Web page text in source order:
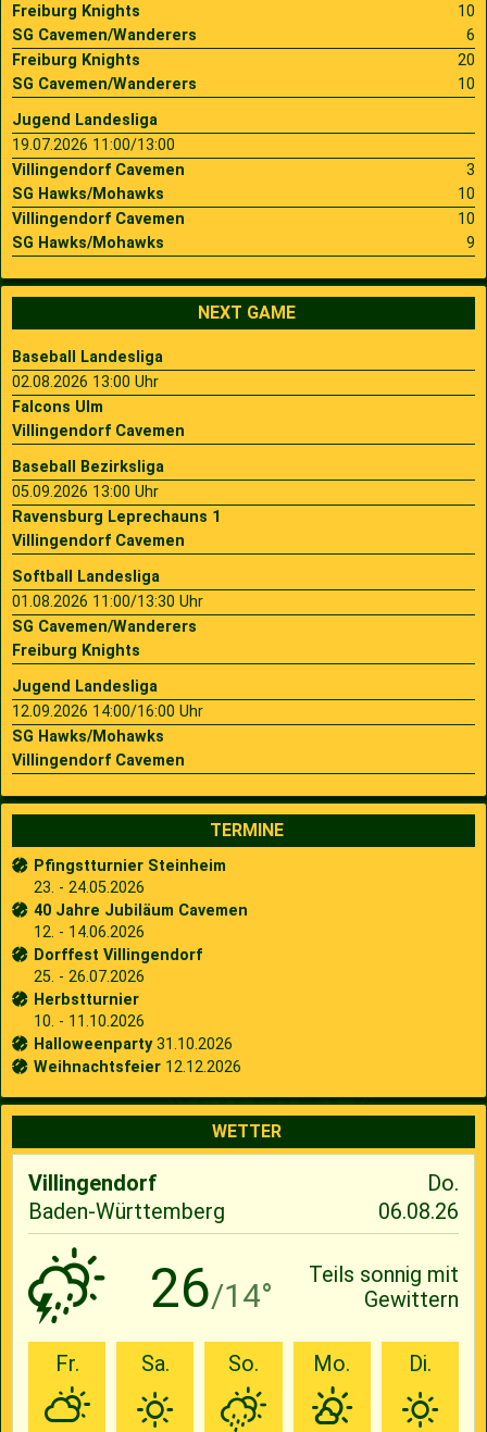
Freiburg Knights
10
SG Cavemen/Wanderers
6
Freiburg Knights
20
SG Cavemen/Wanderers
10
Jugend Landesliga
19.07.2026 11:00/13:00
Villingendorf Cavemen
3
SG Hawks/Mohawks
10
Villingendorf Cavemen
10
SG Hawks/Mohawks
9
NEXT GAME
Baseball Landesliga
02.08.2026 13:00 Uhr
Falcons Ulm
Villingendorf Cavemen
Baseball Bezirksliga
05.09.2026 13:00 Uhr
Ravensburg Leprechauns 1
Villingendorf Cavemen
Softball Landesliga
01.08.2026 11:00/13:30 Uhr
SG Cavemen/Wanderers
Freiburg Knights
Jugend Landesliga
12.09.2026 14:00/16:00 Uhr
SG Hawks/Mohawks
Villingendorf Cavemen
TERMINE
Pfingstturnier Steinheim
23. - 24.05.2026
40 Jahre Jubiläum Cavemen
12. - 14.06.2026
Dorffest Villingendorf
25. - 26.07.2026
Herbstturnier
10. - 11.10.2026
Halloweenparty31.10.2026
Weihnachtsfeier 12.12.2026
WETTER